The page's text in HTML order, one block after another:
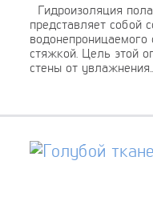
Гидроизоляция
представляет собой
стяжкой. Цель этой
стены от увлажнения...